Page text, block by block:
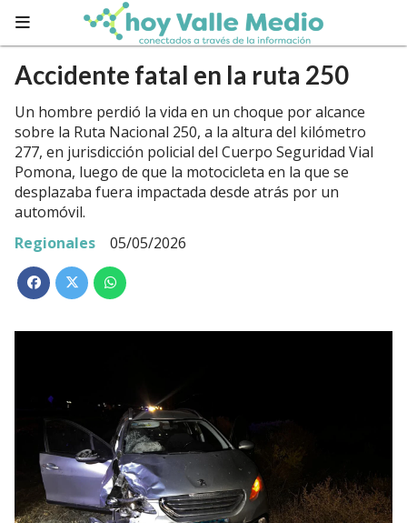
Accidente fatal en la ruta 250
Un hombre perdió la vida en un choque por alcance
sobre la Ruta Nacional 250, a la altura del kilómetro
277, en jurisdicción policial del Cuerpo Seguridad Vial
Pomona, luego de que la motocicleta en la que se
desplazaba fuera impactada desde atrás por un
automóvil.
Regionales
05/05/2026